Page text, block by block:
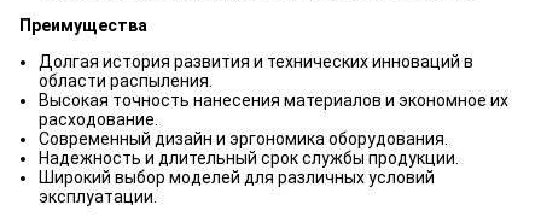
Преимущества
Долгая история развития и технических инноваций в
области распыления.
Высокая точность нанесения материалов и экономное их
расходование.
Современный дизайн и эргономика оборудования.
Надежность и длительный срок службы продукции.
Широкий выбор моделей для различных условий
эксплуатации.